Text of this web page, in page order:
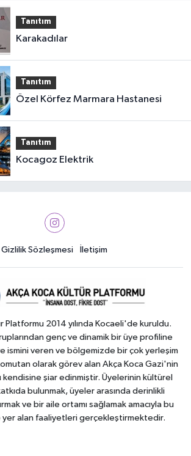
Tanıtım
Karakadılar
Tanıtım
Özel Körfez Marmara Hastanesi
Tanıtım
Kocagoz Elektrik
Gizlilik Sözleşmesi İletişim
Platformu 2014 yılında Kocaeli'de kuruldu.
genç ve dinamik bir üye profiline
ismini veren ve bölgemizde bir çok yerleşim
olarak görev alan Akça Koca Gazi'nin
şiar edinmiştir. Üyelerinin kültürel
bulunmak, üyeler arasında derinlikli
ve bir aile ortamı sağlamak amacıyla bu
alan faaliyetleri gerçekleştirmektedir.